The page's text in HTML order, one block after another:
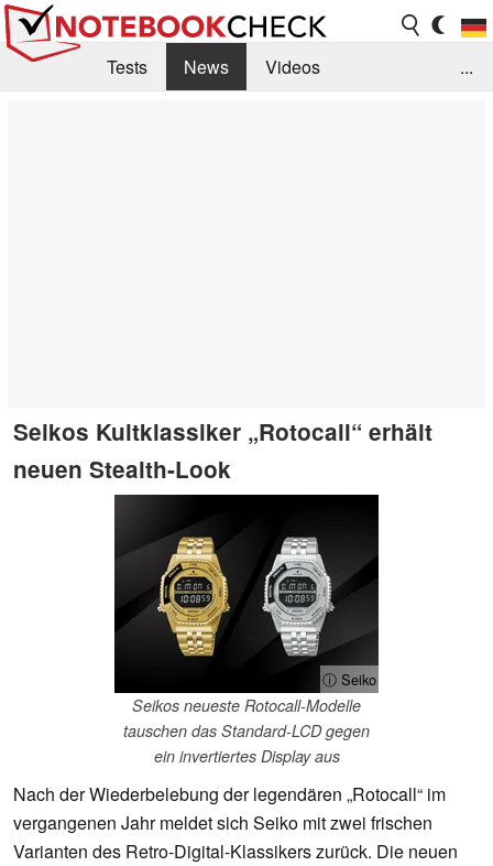
Tests News
Videos
...
Seikos Kultklassiker „Rotocall“ erhält
neuen Stealth-Look
ⓘ Seiko
Seikos neueste Rotocall-Modelle
tauschen das Standard-LCD gegen
ein invertiertes Display aus
Nach der Wiederbelebung der legendären „Rotocall“ im
vergangenen Jahr meldet sich Seiko mit zwei frischen
Varianten des Retro-Digital-Klassikers zurück. Die neuen